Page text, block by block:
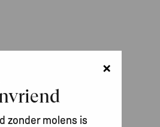
×
zonder molens is